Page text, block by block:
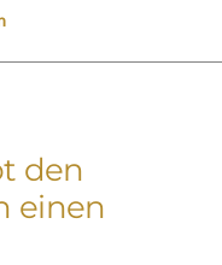
den
einen